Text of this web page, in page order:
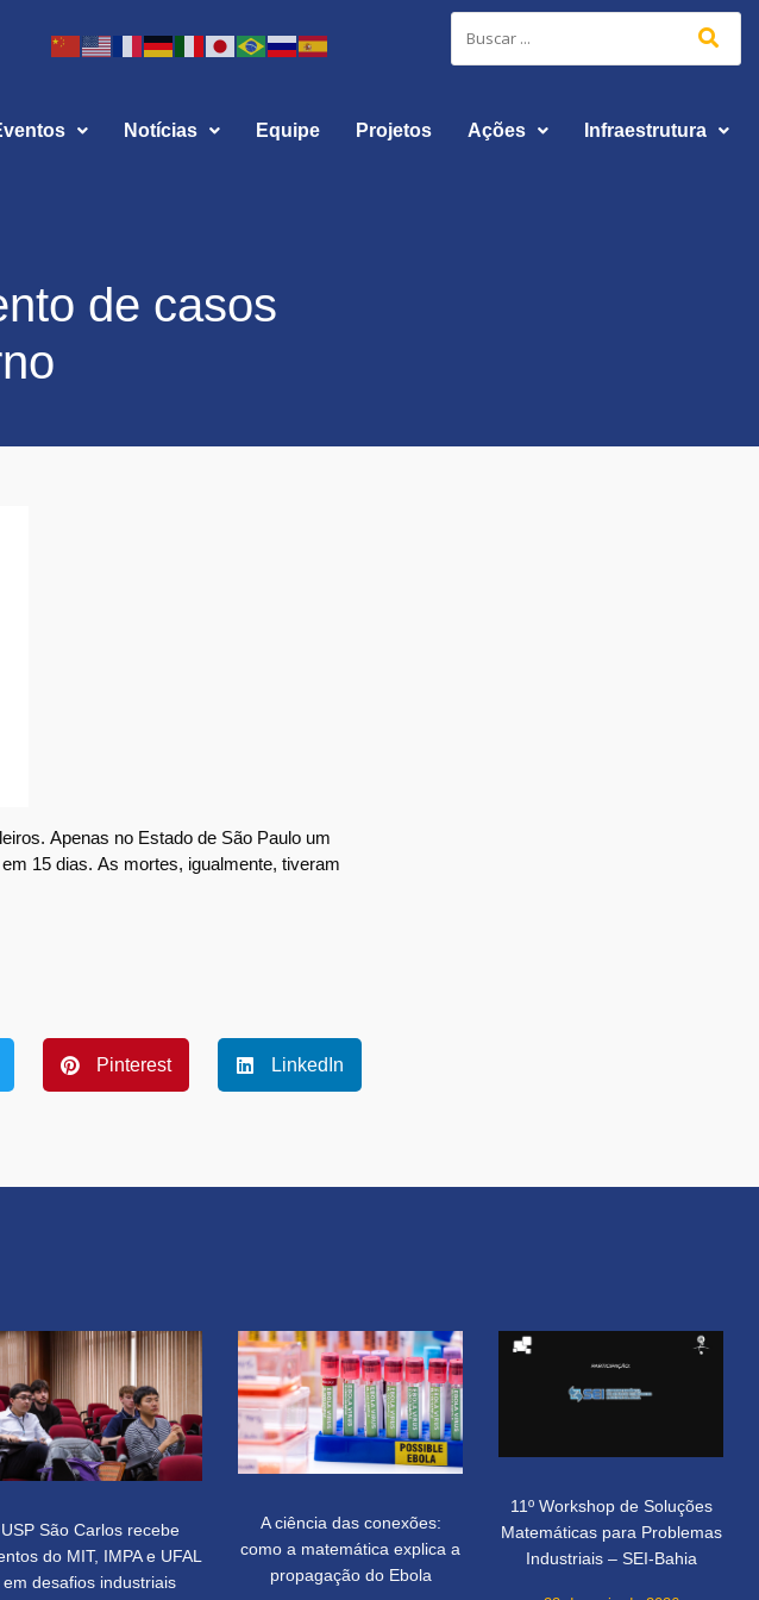
Notícias Equipe Projetos Ações Infraestrutura
de casos
Apenas no Estado de São Paulo um
15 dias. As mortes, igualmente, tiveram
Pinterest LinkedIn
USP São Carlos recebe
do MIT, IMPA e UFAL
em desafios industriais
A ciência das conexões:
como a matemática explica a
propagação do Ebola
11º Workshop de Soluções
Matemáticas para Problemas
Industriais – SEI-Bahia